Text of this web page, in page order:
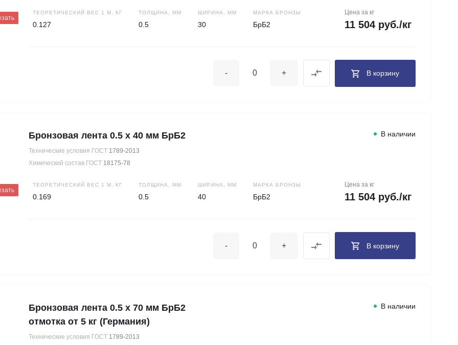
ТЕОРЕТИЧЕСКИЙ ВЕС 1 М, КГ
0.127
ТОЛЩИНА, ММ
0.5
ШИРИНА, ММ
30
МАРКА БРОНЗЫ
БрБ2
Цена за кг
11 504 руб./кг
- + В корзину
Бронзовая лента 0.5 х 40 мм БрБ2
Технические условия ГОСТ 1789-2013
Химический состав ГОСТ 18175-78
В наличии
ТЕОРЕТИЧЕСКИЙ ВЕС 1 М, КГ
0.169
ТОЛЩИНА, ММ
0.5
ШИРИНА, ММ
40
МАРКА БРОНЗЫ
БрБ2
Цена за кг
11 504 руб./кг
- + В корзину
Бронзовая лента 0.5 х 70 мм БрБ2
отмотка от 5 кг (Германия)
Технические условия ГОСТ 1789-2013
В наличии